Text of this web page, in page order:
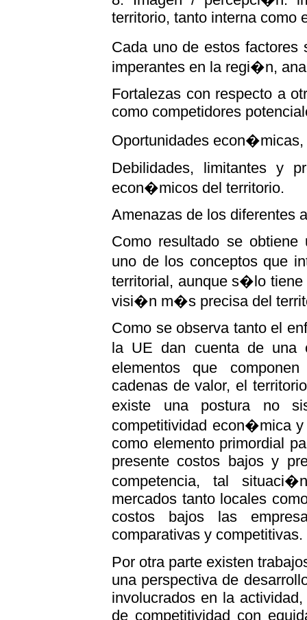
territorio, tanto interna como
Cada uno de estos
imperantes en la regi�n,
Fortalezas con respecto a
como competidores
Oportunidades
Debilidades, limitantes y
econ�micos del territorio.
Amenazas de los diferentes
Como resultado se
uno de los conceptos que
territorial, aunque s�lo tiene
visi�n m�s precisa del
Como se observa tanto el
la UE dan cuenta de una
elementos que
cadenas de valor, el
existe una postura no
competitividad econ�mica
como elemento primordial
presente costos bajos y
competencia, tal
mercados tanto locales
costos bajos las
comparativas y competitivas.
Por otra parte existen
una perspectiva de
involucrados en la
de competitividad con